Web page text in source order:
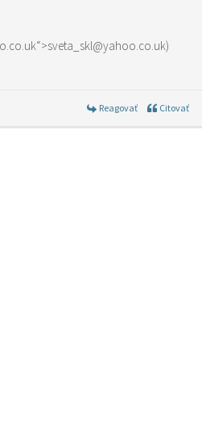
Reagovať Citovať